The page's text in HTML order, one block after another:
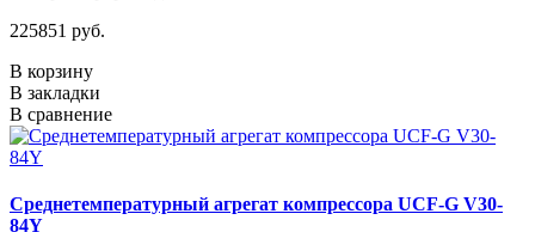
225851 руб.
В корзину
В закладки
В сравнение
Среднетемпературный агрегат компрессора UCF-G V30-
84Y